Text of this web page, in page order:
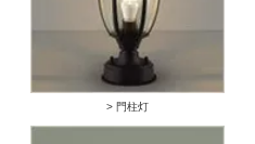
> 門柱灯